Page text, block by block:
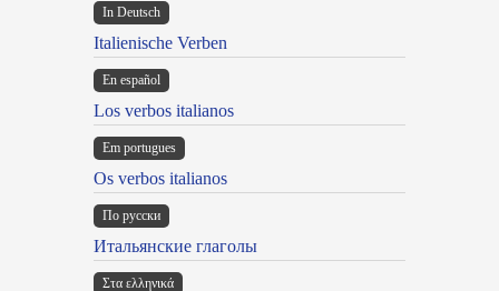
In Deutsch
Italienische Verben
En español
Los verbos italianos
Em portugues
Os verbos italianos
По русски
Итальянские глаголы
Στα ελληνικά